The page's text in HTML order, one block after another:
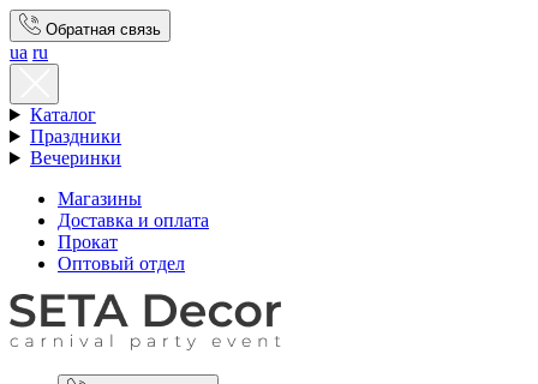
Обратная связь
ua ru
Каталог
Праздники
Вечеринки
Магазины
Доставка и оплата
Прокат
Оптовый отдел